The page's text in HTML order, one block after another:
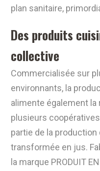
plan sanitaire,
Des produits
collective
Commercialisée sur
environnants, la
alimente également
plusieurs
partie de la
transformée en jus.
la marque PRODUIT